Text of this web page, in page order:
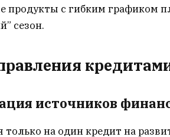
продукты с гибким графиком
сезон.
источников
только на один кредит на